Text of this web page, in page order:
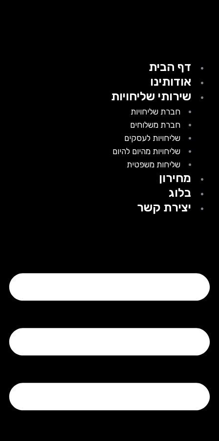
דף הבית
אודותינו
שירותי שליחויות
חברת שליחויות
חברת משלוחים
שליחויות לעסקים
שליחויות מהיום להיום
שליחות משפטית
מחירון
בלוג
יצירת קשר